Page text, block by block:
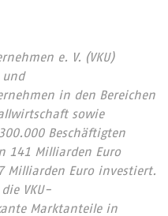
e. V. (VKU)
und
in den Bereichen
sowie
Beschäftigten
141 Milliarden Euro
Milliarden Euro investiert.
VKU-
Marktanteile in